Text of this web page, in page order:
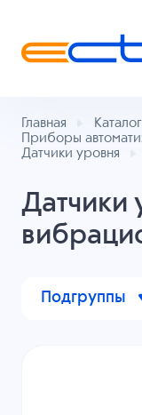
Главная
Приборы
Датчики уровня
Датчики
Подгруппы